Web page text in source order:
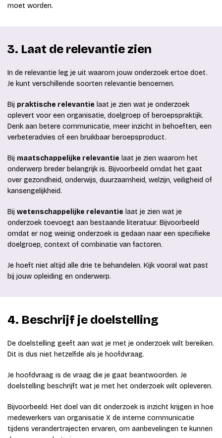
moet worden.
3. Laat de relevantie zien
In de relevantie leg je uit waarom jouw onderzoek ertoe doet.
Je kunt verschillende soorten relevantie benoemen.
Bij praktische relevantie laat je zien wat je onderzoek
oplevert voor een organisatie, doelgroep of beroepspraktijk.
Denk aan betere communicatie, meer inzicht in behoeften, een
verbeteradvies of een bruikbaar beroepsproduct.
Bij maatschappelijke relevantie laat je zien waarom het
onderwerp breder belangrijk is. Bijvoorbeeld omdat het gaat
over gezondheid, onderwijs, duurzaamheid, welzijn, veiligheid of
kansengelijkheid.
Bij wetenschappelijke relevantie laat je zien wat je
onderzoek toevoegt aan bestaande literatuur. Bijvoorbeeld
omdat er nog weinig onderzoek is gedaan naar een specifieke
doelgroep, context of combinatie van factoren.
Je hoeft niet altijd alle drie te behandelen. Kijk vooral wat past
bij jouw opleiding en onderwerp.
4. Beschrijf je doelstelling
De doelstelling geeft aan wat je met je onderzoek wilt bereiken.
Dit is dus niet hetzelfde als je hoofdvraag.
Je hoofdvraag is de vraag die je gaat beantwoorden. Je
doelstelling beschrijft wat je met het onderzoek wilt opleveren.
Bijvoorbeeld: Het doel van dit onderzoek is inzicht krijgen in hoe
medewerkers van organisatie X de interne communicatie
tijdens verandertrajecten ervaren, om aanbevelingen te kunnen